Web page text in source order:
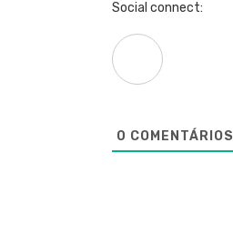
Social connect:
0 COMENTÁRIOS